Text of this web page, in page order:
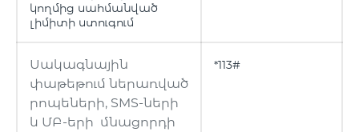
կողմից սահմանված
լիմիտի ստուգում
Սակագնային
փաթեթում ներառված
րոպեների, SMS-ների
և ՄԲ-երի մնացորդի
*113#